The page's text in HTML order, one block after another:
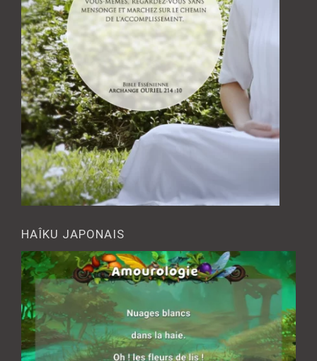
HAÎKU JAPONAIS